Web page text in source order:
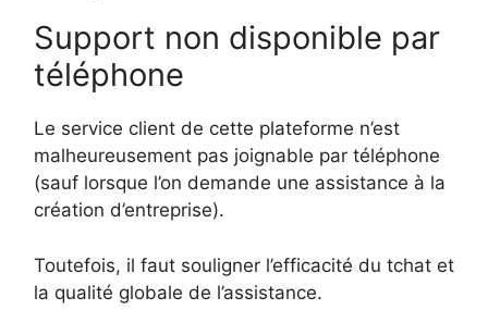
Support non disponible par
téléphone
Le service client de cette plateforme n’est
malheureusement pas joignable par téléphone
(sauf lorsque l’on demande une assistance à la
création d’entreprise).
Toutefois, il faut souligner l’efficacité du tchat et
la qualité globale de l’assistance.